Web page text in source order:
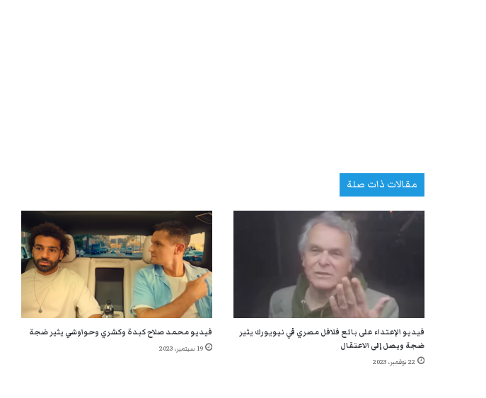
مقالات ذات صلة
فيديو الإعتداء على بائع فلافل مصري في نيويورك يثير
ضجة ويصل إلى الاعتقال
22 نوفمبر، 2023
فيديو محمد صلاح كبدة وكشري وحواوشي يثير ضجة
19 سبتمبر، 2023